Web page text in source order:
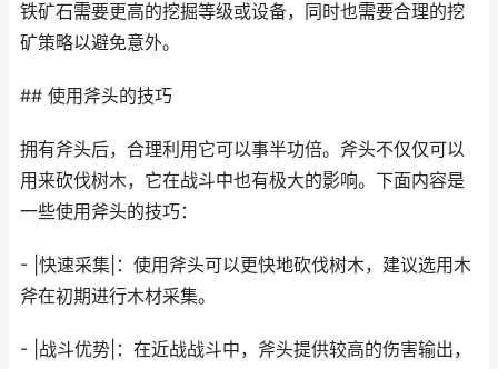
铁矿石需要更高的挖掘等级或设备，同时也需要合理的挖
矿策略以避免意外。
## 使用斧头的技巧
拥有斧头后，合理利用它可以事半功倍。斧头不仅仅可以
用来砍伐树木，它在战斗中也有极大的影响。下面内容是
一些使用斧头的技巧：
- |快速采集|：使用斧头可以更快地砍伐树木，建议选用木
斧在初期进行木材采集。
- |战斗优势|：在近战战斗中，斧头提供较高的伤害输出，